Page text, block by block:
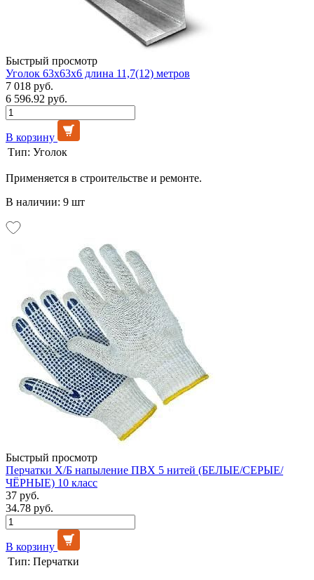
Быстрый просмотр
Уголок 63х63х6 длина 11,7(12) метров
7 018 руб.
6 596.92 руб.
В корзину
Тип: Уголок
Применяется в строительстве и ремонте.
В наличии: 9 шт
Быстрый просмотр
Перчатки Х/Б напыление ПВХ 5 нитей (БЕЛЫЕ/СЕРЫЕ/
ЧЁРНЫЕ) 10 класс
37 руб.
34.78 руб.
В корзину
Тип: Перчатки